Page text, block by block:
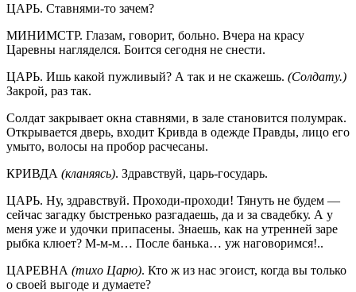
ЦАРЬ. Ставнями-то зачем?
МИНИМСТР. Глазам, говорит, больно. Вчера на красу
Царевны нагляделся. Боится сегодня не снести.
ЦАРЬ. Ишь какой пужливый? А так и не скажешь. (Солдату.)
Закрой, раз так.
Солдат закрывает окна ставнями, в зале становится полумрак.
Открывается дверь, входит Кривда в одежде Правды, лицо его
умыто, волосы на пробор расчесаны.
КРИВДА (кланяясь). Здравствуй, царь-государь.
ЦАРЬ. Ну, здравствуй. Проходи-проходи! Тянуть не будем —
сейчас загадку быстренько разгадаешь, да и за свадебку. А у
меня уже и удочки припасены. Знаешь, как на утренней заре
рыбка клюет? М-м-м… После банька… уж наговоримся!..
ЦАРЕВНА (тихо Царю). Кто ж из нас эгоист, когда вы только
о своей выгоде и думаете?